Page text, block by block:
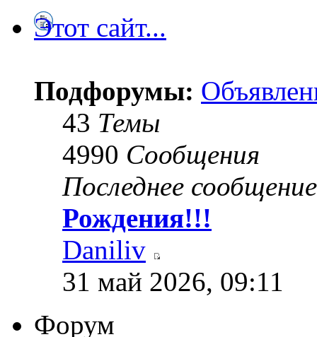
Этот сайт...
Подфорумы:
43 Темы
4990 Сообщения
Последнее сообщение
Рождения!!!
Daniliv
31 май 2026, 09:11
Форум